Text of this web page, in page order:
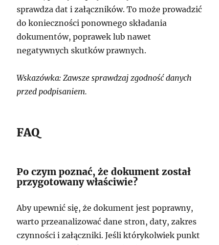
sprawdza dat i załączników. To może prowadzić
do konieczności ponownego składania
dokumentów, poprawek lub nawet
negatywnych skutków prawnych.
Wskazówka: Zawsze sprawdzaj zgodność danych
przed podpisaniem.
FAQ
Po czym poznać, że dokument został
przygotowany właściwie?
Aby upewnić się, że dokument jest poprawny,
warto przeanalizować dane stron, daty, zakres
czynności i załączniki. Jeśli którykolwiek punkt